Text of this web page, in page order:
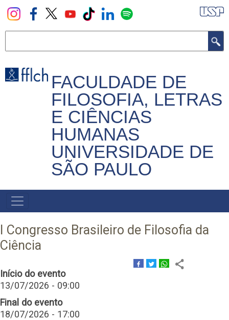
Pular
para
principal
FACULDADE DE
FILOSOFIA, LETRAS
E CIÊNCIAS
HUMANAS
UNIVERSIDADE DE
SÃO PAULO
NAVEGADOR
PRINCIPAL
I Congresso Brasileiro de Filosofia da
Ciência
Início do evento
13/07/2026 - 09:00
Final do evento
18/07/2026 - 17:00